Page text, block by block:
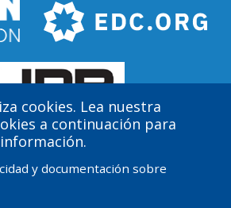
cookies. Lea nuestra
a continuación para
y documentación sobre
es un programa
por la Fundación Amgen con